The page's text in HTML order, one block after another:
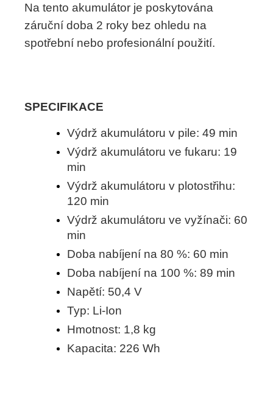
Na tento akumulátor je poskytována
záruční doba 2 roky bez ohledu na
spotřební nebo profesionální použití.
SPECIFIKACE
Výdrž akumulátoru v pile: 49 min
Výdrž akumulátoru ve fukaru: 19
min
Výdrž akumulátoru v plotostřihu:
120 min
Výdrž akumulátoru ve vyžínači: 60
min
Doba nabíjení na 80 %: 60 min
Doba nabíjení na 100 %: 89 min
Napětí: 50,4 V
Typ: Li-Ion
Hmotnost: 1,8 kg
Kapacita: 226 Wh